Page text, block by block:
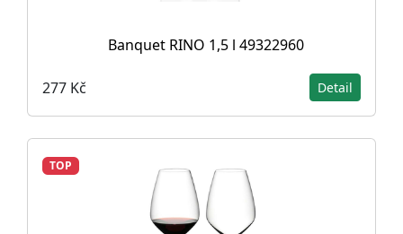
Banquet RINO 1,5 l 49322960
277 Kč Detail
TOP